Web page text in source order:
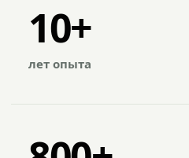
10+
лет опыта